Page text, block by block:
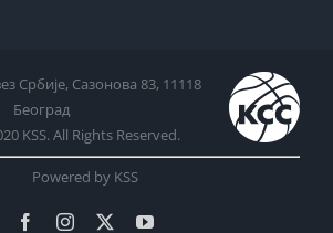
Србије, Сазонова 83, 11118
Београд
KSS. All Rights Reserved.
Powered by KSS
FacebookInstagram YouTube